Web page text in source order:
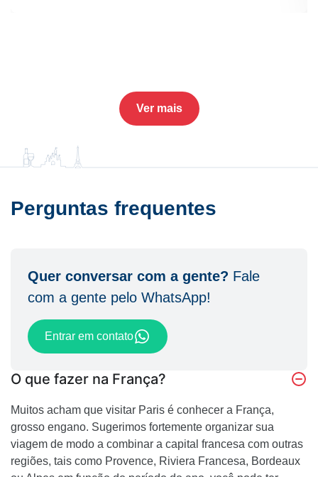
Ver mais
Perguntas frequentes
Quer conversar com a gente? Fale
com a gente pelo WhatsApp!
Entrar em contato
O que fazer na França?
Muitos acham que visitar Paris é conhecer a França,
grosso engano. Sugerimos fortemente organizar sua
viagem de modo a combinar a capital francesa com outras
regiões, tais como Provence, Riviera Francesa, Bordeaux